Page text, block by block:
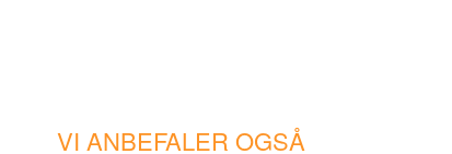
VI ANBEFALER OGSÅ